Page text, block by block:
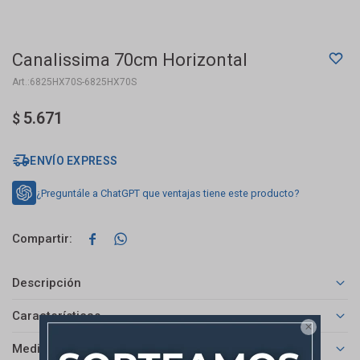

Canalissima 70cm Horizontal
6825HX70S-6825HX70S
$ 5.671
ENVÍO EXPRESS
¿Preguntále a ChatGPT que ventajas tiene este producto?
 
Descripción
Características
Medios de pago